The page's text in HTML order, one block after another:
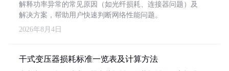
解释功率异常的常见原因（如光纤损耗、连接器问题）及
解决方案，帮助用户快速判断网络性能问题。
2026年8月4日
干式变压器损耗标准一览表及计算方法